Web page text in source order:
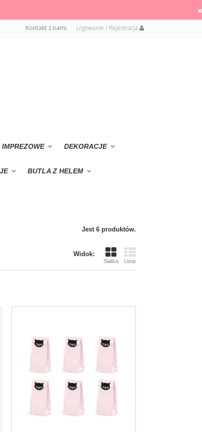
Logowanie / Rejestracja
Kontakt z nami
DEKORACJE
BUTLA Z HELEM
Jest 6 produktów.
Widok:
Siatka Lista